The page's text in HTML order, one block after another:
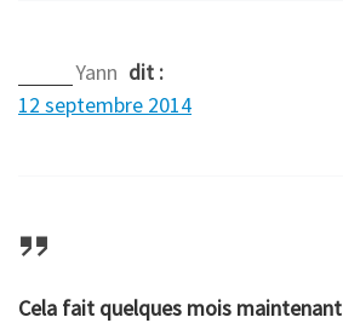
Yann dit :
12 septembre 2014
Cela fait quelques mois